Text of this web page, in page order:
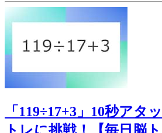
「119÷17+3」10秒アタ